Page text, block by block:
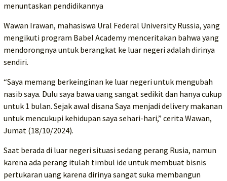
menuntaskan pendidikannya
Wawan Irawan, mahasiswa Ural Federal University Russia, yang
mengikuti program Babel Academy menceritakan bahwa yang
mendorongnya untuk berangkat ke luar negeri adalah dirinya
sendiri.
“Saya memang berkeinginan ke luar negeri untuk mengubah
nasib saya. Dulu saya bawa uang sangat sedikit dan hanya cukup
untuk 1 bulan. Sejak awal disana Saya menjadi delivery makanan
untuk mencukupi kehidupan saya sehari-hari,” cerita Wawan,
Jumat (18/10/2024).
Saat berada di luar negeri situasi sedang perang Rusia, namun
karena ada perang itulah timbul ide untuk membuat bisnis
pertukaran uang karena dirinya sangat suka membangun